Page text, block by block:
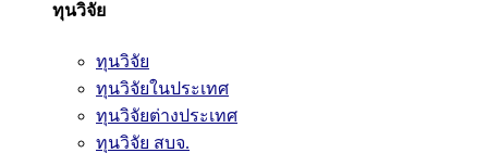
ทุนวิจัย
ทุนวิจัย
ทุนวิจัยในประเทศ
ทุนวิจัยต่างประเทศ
ทุนวิจัย สบจ.